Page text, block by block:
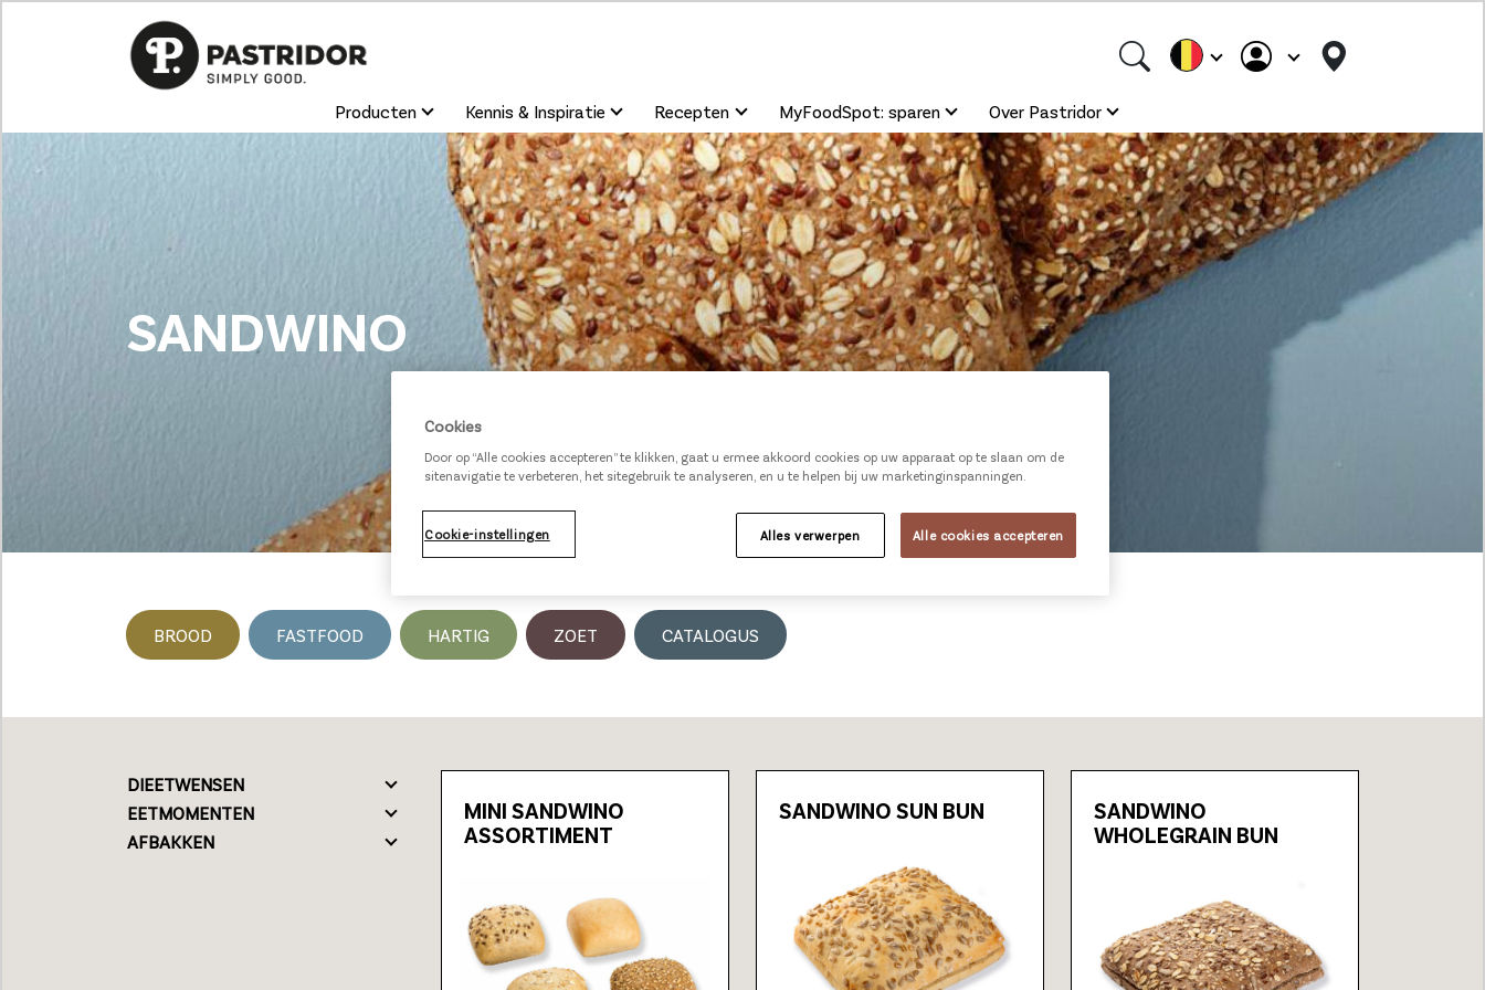
Producten Kennis & Inspiratie Recepten MyFoodSpot: sparen Over Pastridor
SANDWINO
BROOD FASTFOOD HARTIG ZOET CATALOGUS
DIEETWENSEN
EETMOMENTEN
AFBAKKEN
MINI SANDWINO
ASSORTIMENT
SANDWINO SUN BUN
SANDWINO
WHOLEGRAIN BUN
Loading...
Cookies
Door op “Alle cookies accepteren” te klikken, gaat u ermee akkoord cookies op uw apparaat op te slaan om de
sitenavigatie te verbeteren, het sitegebruik te analyseren, en u te helpen bij uw marketinginspanningen.
Cookie-instellingen Alles verwerpen Alle cookies accepteren